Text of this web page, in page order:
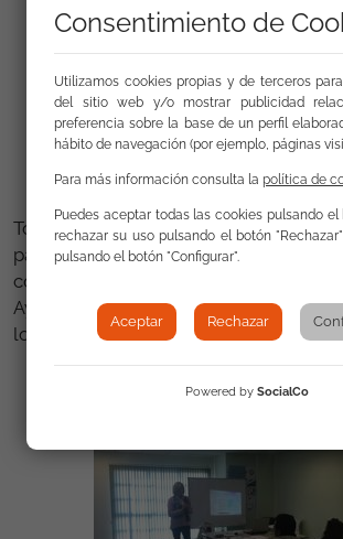
contratación y las ofertas
participantes para aumentar sus
inserción.
Aumentar la participación a
colectivas que impliquen el
en práctica de conocimientos
trabajados.
Todo ello gracias a la colaboración de
participantes del programa; Encarna
colaboró en la realización de los
Ayuntamiento de Puerto Lumbreras y a
localidad.
Consentimiento de
Utilizamos cookies propias y de terceros
del sitio web y/o mostrar publicidad
preferencia sobre la base de un perfil
hábito de navegación (por ejemplo, páginas
Para más información consulta la política de
Puedes aceptar todas las cookies pulsando el
rechazar su uso pulsando el botón
pulsando el botón "Configurar".
Aceptar Rechazar
Powered by SocialCo